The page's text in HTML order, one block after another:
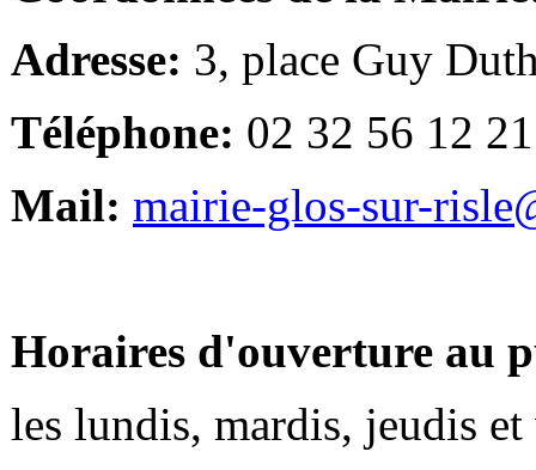
Adresse: 3, place Guy
Téléphone: 02 32 56 12 21
Mail: mairie-glos-sur-
Horaires d'ouverture au
les lundis, mardis, jeudis et